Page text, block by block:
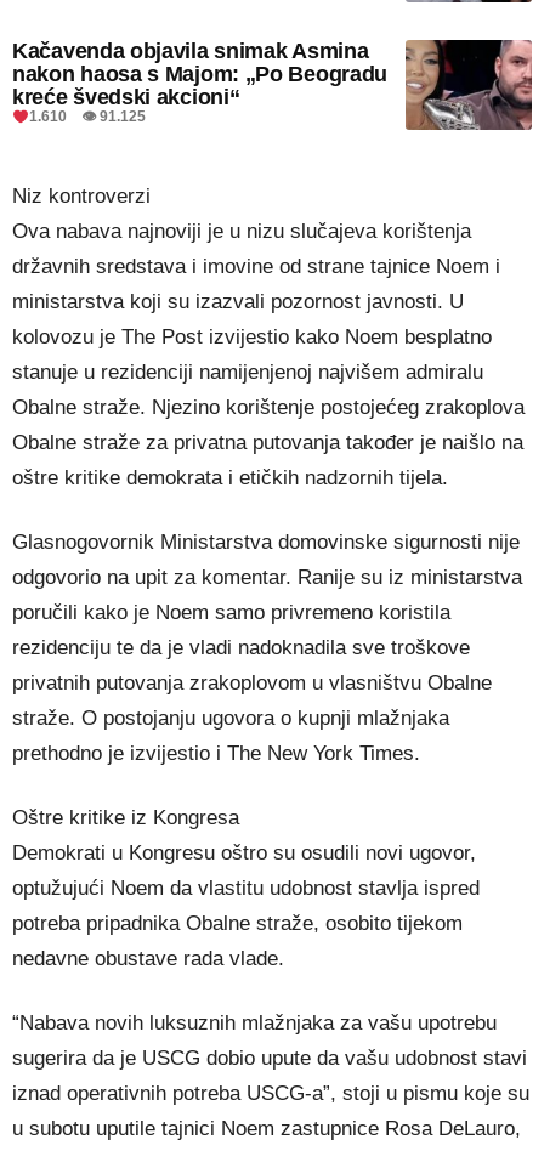
Kačavenda objavila snimak Asmina
nakon haosa s Majom: „Po Beogradu
kreće švedski akcioni“
1.610 👁 91.125
Niz kontroverzi
Ova nabava najnoviji je u nizu slučajeva korištenja
državnih sredstava i imovine od strane tajnice Noem i
ministarstva koji su izazvali pozornost javnosti. U
kolovozu je The Post izvijestio kako Noem besplatno
stanuje u rezidenciji namijenjenoj najvišem admiralu
Obalne straže. Njezino korištenje postojećeg zrakoplova
Obalne straže za privatna putovanja također je naišlo na
oštre kritike demokrata i etičkih nadzornih tijela.
Glasnogovornik Ministarstva domovinske sigurnosti nije
odgovorio na upit za komentar. Ranije su iz ministarstva
poručili kako je Noem samo privremeno koristila
rezidenciju te da je vladi nadoknadila sve troškove
privatnih putovanja zrakoplovom u vlasništvu Obalne
straže. O postojanju ugovora o kupnji mlažnjaka
prethodno je izvijestio i The New York Times.
Oštre kritike iz Kongresa
Demokrati u Kongresu oštro su osudili novi ugovor,
optužujući Noem da vlastitu udobnost stavlja ispred
potreba pripadnika Obalne straže, osobito tijekom
nedavne obustave rada vlade.
“Nabava novih luksuznih mlažnjaka za vašu upotrebu
sugerira da je USCG dobio upute da vašu udobnost stavi
iznad operativnih potreba USCG-a”, stoji u pismu koje su
u subotu uputile tajnici Noem zastupnice Rosa DeLauro,